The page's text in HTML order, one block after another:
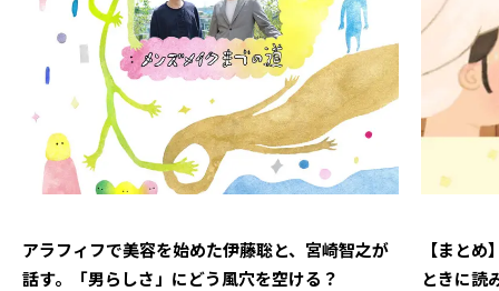
アラフィフで美容を始めた伊藤聡と、宮崎智之が
話す。「男らしさ」にどう風穴を空ける？
【まと
ときに読